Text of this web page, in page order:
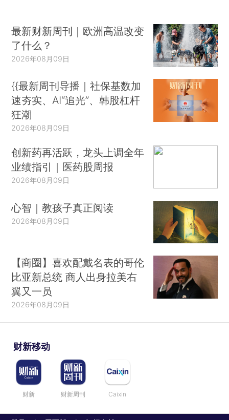
最新财新周刊｜欧洲高温改变
了什么？
2026年08月09日
{{最新周刊导播｜社保基数加
速夯实、AI“追光”、韩股杠杆
狂潮
2026年08月09日
创新药再活跃，龙头上调全年
业绩指引｜医药股周报
2026年08月09日
心智｜教孩子真正阅读
2026年08月09日
【商圈】喜欢配戴名表的哥伦
比亚新总统 商人出身拉美右
翼又一员
2026年08月09日
财新移动
财新 财新周刊 Caixin